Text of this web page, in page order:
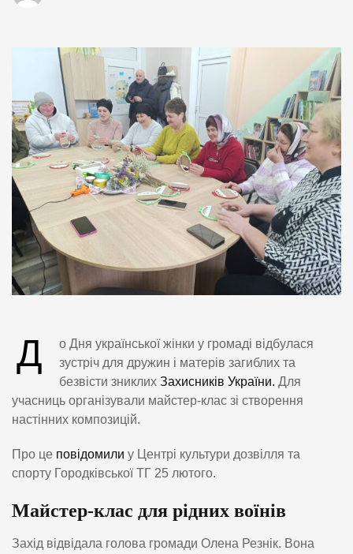
Д
о Дня української жінки у громаді відбулася
зустріч для дружин і матерів загиблих та
безвісти зниклих Захисників України. Для
учасниць організували майстер-клас зі створення
настінних композицій.
Про це повідомили у Центрі культури дозвілля та
спорту Городківської ТГ 25 лютого.
Майстер-клас для рідних воїнів
Захід відвідала голова громади Олена Резнік. Вона